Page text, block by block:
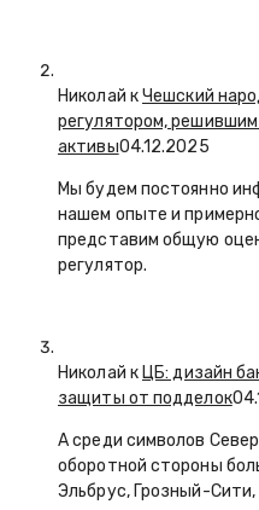
Николай кЧешский
регулятором,
активы04.12.2025
Мы будем постоянно
нашем опыте и
представим общую
регулятор.
Николай к ЦБ: дизайн
защиты от подделок
А среди символов
оборотной стороны
Эльбрус, Грозный-